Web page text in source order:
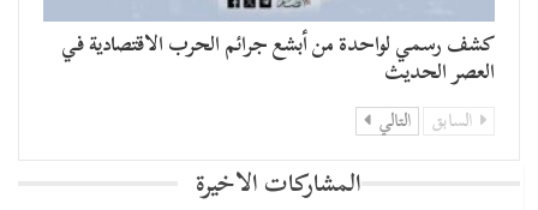
كشف رسمي لواحدة من أبشع جرائم الحرب الاقتصادية في
العصر الحديث
السابق التالي
المشاركات الاخيرة